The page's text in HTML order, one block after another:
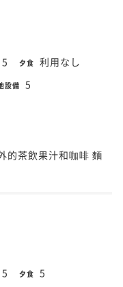
5 夕食 利用なし
設備 5
的茶飲果汁和咖啡 麵
5 夕食 5